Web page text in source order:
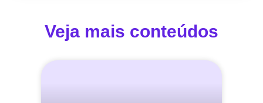
Veja mais conteúdos